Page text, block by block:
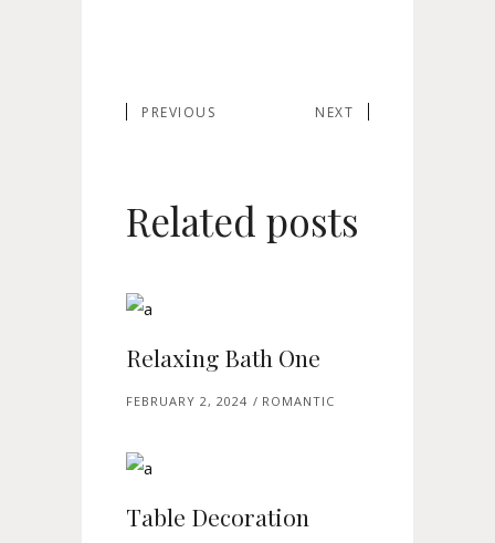
PREVIOUS NEXT
Related posts
Relaxing Bath One
FEBRUARY 2, 2024 ROMANTIC
Table Decoration